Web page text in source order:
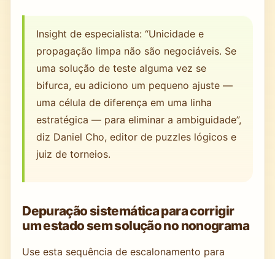
Insight de especialista: “Unicidade e
propagação limpa não são negociáveis. Se
uma solução de teste alguma vez se
bifurca, eu adiciono um pequeno ajuste —
uma célula de diferença em uma linha
estratégica — para eliminar a ambiguidade”,
diz Daniel Cho, editor de puzzles lógicos e
juiz de torneios.
Depuração sistemática para corrigir
um estado sem solução no nonograma
Use esta sequência de escalonamento para